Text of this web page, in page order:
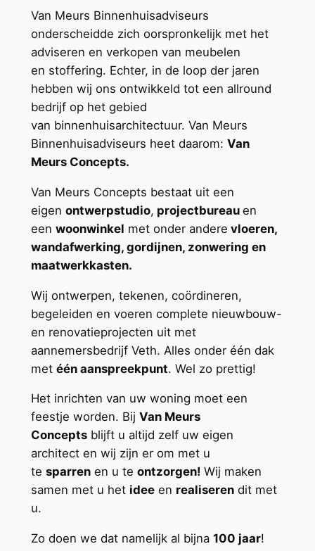
Van Meurs Binnenhuisadviseurs
onderscheidde zich oorspronkelijk met het
adviseren en verkopen van meubelen
en stoffering. Echter, in de loop der jaren
hebben wij ons ontwikkeld tot een allround
bedrijf op het gebied
van binnenhuisarchitectuur. Van Meurs
Binnenhuisadviseurs heet daarom: Van
Meurs Concepts.
Van Meurs Concepts bestaat uit een
eigen ontwerpstudio, projectbureau en
een woonwinkel met onder andere vloeren,
wandafwerking, gordijnen, zonwering en
maatwerkkasten.
Wij ontwerpen, tekenen, coördineren,
begeleiden en voeren complete nieuwbouw-
en renovatieprojecten uit met
aannemersbedrijf Veth. Alles onder één dak
met één aanspreekpunt. Wel zo prettig!
Het inrichten van uw woning moet een
feestje worden. Bij Van Meurs
Conceptsblijft u altijd zelf uw eigen
architect en wij zijn er om met u
te sparrenen u te ontzorgen! Wij maken
samen met u het ideeen realiserendit met
u.
Zo doen we dat namelijk al bijna 100 jaar!